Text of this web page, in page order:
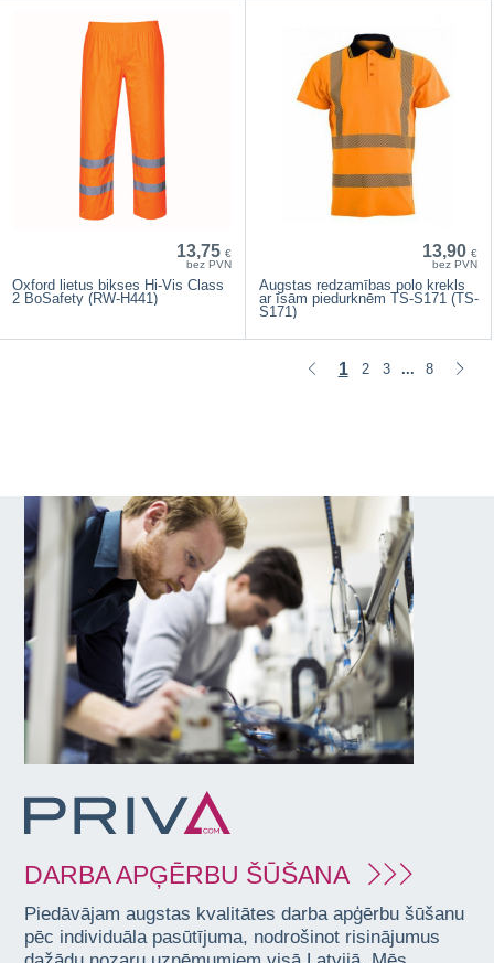
13,75 €
bez PVN
Oxford lietus bikses Hi-Vis Class
2 BoSafety (RW-H441)
13,90 €
bez PVN
Augstas redzamības polo krekls
ar īsām piedurknēm TS-S171 (TS-
S171)
1 2 3 ... 8
DARBA APĢĒRBU ŠŪŠANA
Piedāvājam augstas kvalitātes darba apģērbu šūšanu
pēc individuāla pasūtījuma, nodrošinot risinājumus